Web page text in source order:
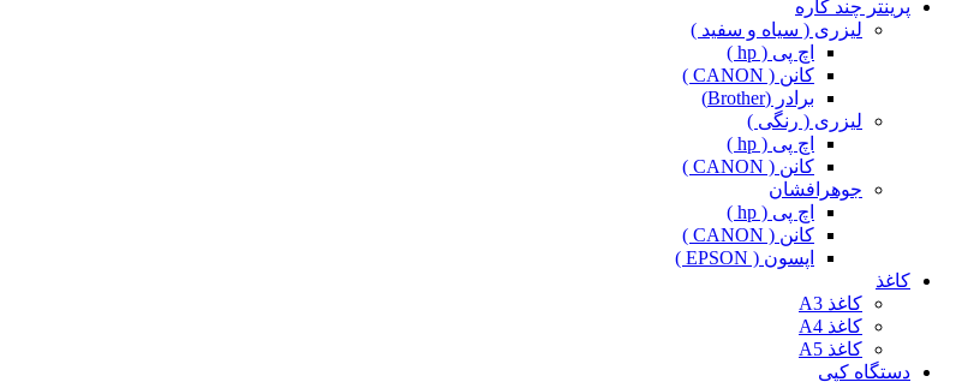
پرینتر چند کاره
لیزری ( سیاه و سفید )
اچ پی ( hp )
کانن ( CANON )
برادر (Brother)
لیزری ( رنگی )
اچ پی ( hp )
کانن ( CANON )
جوهرافشان
اچ پی ( hp )
کانن ( CANON )
اپسون ( EPSON )
کاغذ
کاغذ A3
کاغذ A4
کاغذ A5
دستگاه کپی